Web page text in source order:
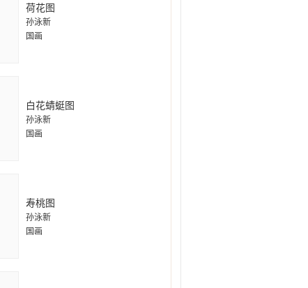
荷花图
孙泳新
国画
白花蜻蜓图
孙泳新
国画
寿桃图
孙泳新
国画